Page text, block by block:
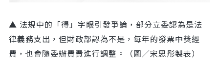
▲ 法規中的「得」字眼引發爭論，部分立委認為是法
律義務支出，但財政部認為不是，每年的發票中獎經
費，也會隨委辦費費進行調整。（圖／宋思彤製表）